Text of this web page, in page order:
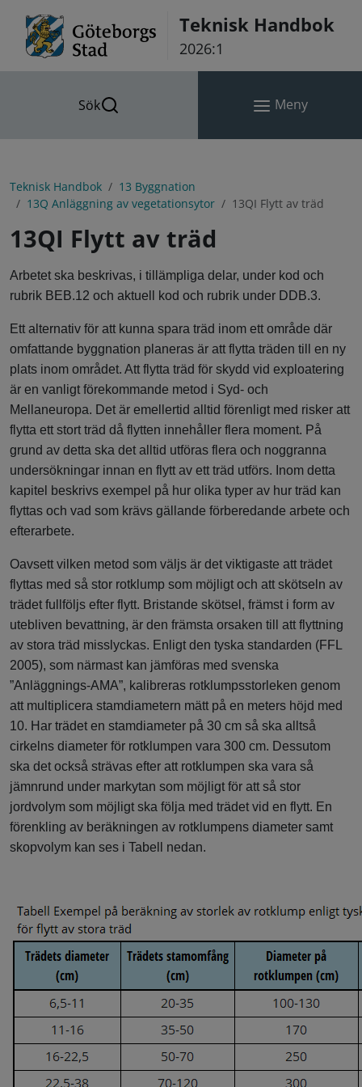
Teknisk Handbok
2026:1
Sök Meny
Teknisk Handbok
13 Byggnation
13Q Anläggning av vegetationsytor
13QI Flytt av träd
13QI Flytt av träd
Arbetet ska beskrivas, i tillämpliga delar, under kod och
rubrik BEB.12 och aktuell kod och rubrik under DDB.3.
Ett alternativ för att kunna spara träd inom ett område där
omfattande byggnation planeras är att flytta träden till en ny
plats inom området. Att flytta träd för skydd vid exploatering
är en vanligt förekommande metod i Syd- och
Mellaneuropa. Det är emellertid alltid förenligt med risker att
flytta ett stort träd då flytten innehåller flera moment. På
grund av detta ska det alltid utföras flera och noggranna
undersökningar innan en flytt av ett träd utförs. Inom detta
kapitel beskrivs exempel på hur olika typer av hur träd kan
flyttas och vad som krävs gällande förberedande arbete och
efterarbete.
Oavsett vilken metod som väljs är det viktigaste att trädet
flyttas med så stor rotklump som möjligt och att skötseln av
trädet fullföljs efter flytt. Bristande skötsel, främst i form av
utebliven bevattning, är den främsta orsaken till att flyttning
av stora träd misslyckas. Enligt den tyska standarden (FFL
2005), som närmast kan jämföras med svenska
”Anläggnings-AMA”, kalibreras rotklumpsstorleken genom
att multiplicera stamdiametern mätt på en meters höjd med
10. Har trädet en stamdiameter på 30 cm så ska alltså
cirkelns diameter för rotklumpen vara 300 cm. Dessutom
ska det också strävas efter att rotklumpen ska vara så
jämnrund under markytan som möjligt för att så stor
jordvolym som möjligt ska följa med trädet vid en flytt. En
förenkling av beräkningen av rotklumpens diameter samt
skopvolym kan ses i Tabell nedan.